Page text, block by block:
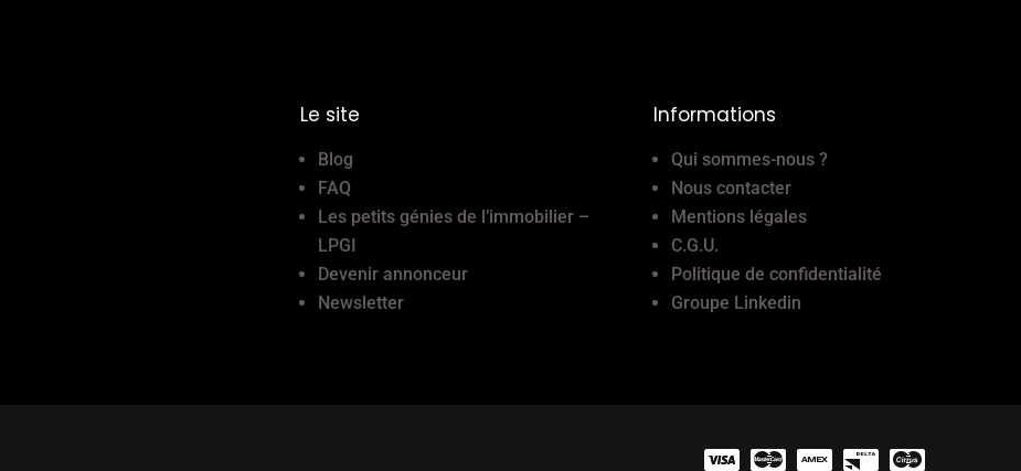
Le site
Blog
FAQ
Les petits génies de l’immobilier –
LPGI
Devenir annonceur
Newsletter
Informations
Qui sommes-nous ?
Nous contacter
Mentions légales
C.G.U.
Politique de confidentialité
Groupe Linkedin